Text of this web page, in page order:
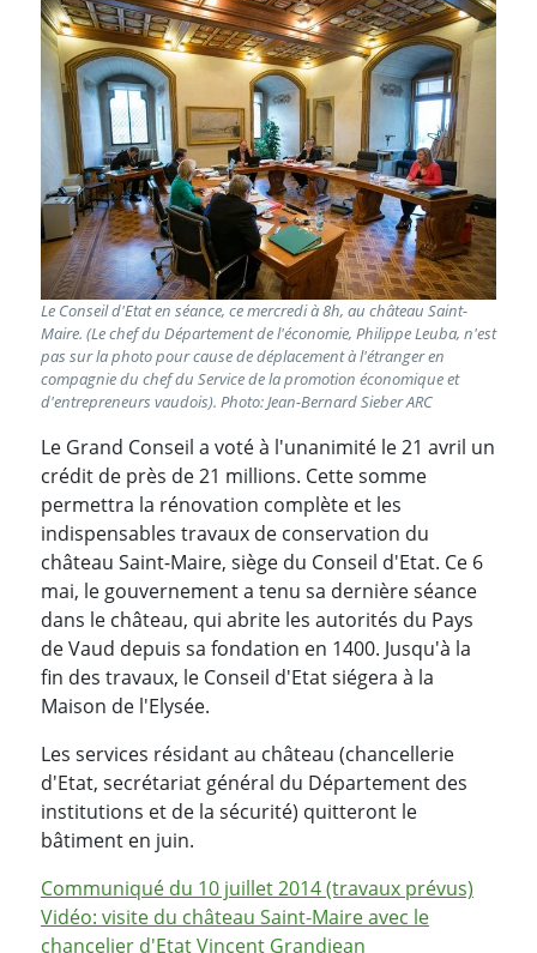
Le Conseil d'Etat en séance, ce mercredi à 8h, au château Saint-
Maire. (Le chef du Département de l'économie, Philippe Leuba, n'est
pas sur la photo pour cause de déplacement à l'étranger en
compagnie du chef du Service de la promotion économique et
d'entrepreneurs vaudois). Photo: Jean-Bernard Sieber ARC
Le Grand Conseil a voté à l'unanimité le 21 avril un
crédit de près de 21 millions. Cette somme
permettra la rénovation complète et les
indispensables travaux de conservation du
château Saint-Maire, siège du Conseil d'Etat. Ce 6
mai, le gouvernement a tenu sa dernière séance
dans le château, qui abrite les autorités du Pays
de Vaud depuis sa fondation en 1400. Jusqu'à la
fin des travaux, le Conseil d'Etat siégera à la
Maison de l'Elysée.
Les services résidant au château (chancellerie
d'Etat, secrétariat général du Département des
institutions et de la sécurité) quitteront le
bâtiment en juin.
Communiqué du 10 juillet 2014 (travaux prévus)
Vidéo: visite du château Saint-Maire avec le
chancelier d'Etat Vincent Grandjean